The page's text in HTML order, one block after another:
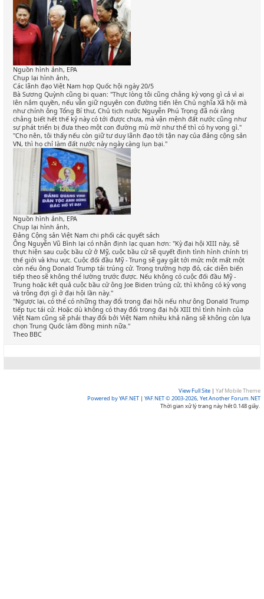
Nguồn hình ảnh, EPA
Chụp lại hình ảnh,
Các lãnh đạo Việt Nam họp Quốc hội ngày 20/5
Bà Sương Quỳnh cũng bi quan: "Thực lòng tôi cũng chẳng kỳ vọng gì cả vì ai
lên nắm quyền, nếu vẫn giữ nguyên con đường tiến lên Chủ nghĩa Xã hội mà
như chính ông Tổng Bí thư, Chủ tịch nước Nguyễn Phú Trọng đã nói rằng
chẳng biết hết thế kỷ này có tới được chưa, mà vận mệnh đất nước cũng như
sự phát triển bị đưa theo một con đường mù mờ như thế thì có hy vọng gì."
"Cho nên, tôi thấy nếu còn giữ tư duy lãnh đạo tới tận nay của đảng cộng sản
VN, thì họ chỉ làm đất nước này ngày càng lụn bại."
Nguồn hình ảnh, EPA
Chụp lại hình ảnh,
Đảng Cộng sản Việt Nam chi phối các quyết sách
Ông Nguyễn Vũ Bình lại có nhận định lạc quan hơn: "Kỳ đại hội XIII này, sẽ
thực hiện sau cuộc bầu cử ở Mỹ, cuộc bầu cử sẽ quyết định tình hình chính trị
thế giới và khu vực. Cuộc đối đầu Mỹ - Trung sẽ gay gắt tới mức một mất một
còn nếu ông Donald Trump tái trúng cử. Trong trường hợp đó, các diễn biến
tiếp theo sẽ không thể lường trước được. Nếu không có cuộc đối đầu Mỹ -
Trung hoặc kết quả cuộc bầu cử ông Joe Biden trúng cử, thì không có kỳ vọng
và trông đợi gì ở đại hội lần này."
"Ngược lại, có thể có những thay đổi trong đại hội nếu như ông Donald Trump
tiếp tục tái cử. Hoặc dù không có thay đổi trong đại hội XIII thì tình hình của
Việt Nam cũng sẽ phải thay đổi bởi Việt Nam nhiều khả năng sẽ không còn lựa
chọn Trung Quốc làm đồng minh nữa."
Theo BBC
View Full Site | Yaf Mobile Theme
Powered by YAF.NET | YAF.NET © 2003-2026, Yet Another Forum.NET
Thời gian xử lý trang này hết 0.148 giây.